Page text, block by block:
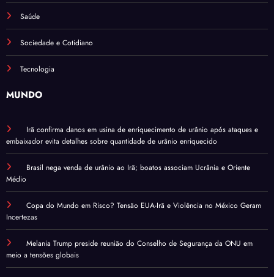
Saúde
Sociedade e Cotidiano
Tecnologia
MUNDO
Irã confirma danos em usina de enriquecimento de urânio após ataques e
embaixador evita detalhes sobre quantidade de urânio enriquecido
Brasil nega venda de urânio ao Irã; boatos associam Ucrânia e Oriente
Médio
Copa do Mundo em Risco? Tensão EUA-Irã e Violência no México Geram
Incertezas
Melania Trump preside reunião do Conselho de Segurança da ONU em
meio a tensões globais